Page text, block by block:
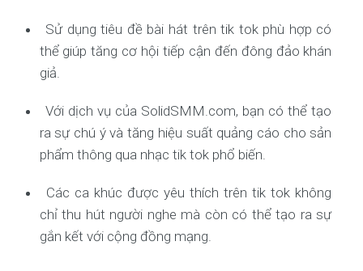
Sử dụng tiêu đề bài hát trên tik tok phù hợp có
thể giúp tăng cơ hội tiếp cận đến đông đảo khán
giả.
Với dịch vụ của SolidSMM.com, bạn có thể tạo
ra sự chú ý và tăng hiệu suất quảng cáo cho sản
phẩm thông qua nhạc tik tok phổ biến.
Các ca khúc được yêu thích trên tik tok không
chỉ thu hút người nghe mà còn có thể tạo ra sự
gắn kết với cộng đồng mạng.